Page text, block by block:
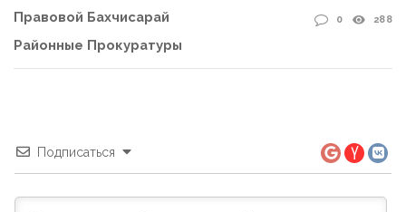
Правовой Бахчисарай
Районные Прокуратуры
0 288
Подписаться